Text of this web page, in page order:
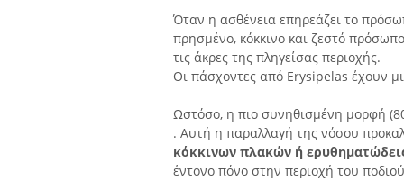
Όταν η ασθένεια επηρεάζει το
πρησμένο, κόκκινο και ζεστό
τις άκρες της πληγείσας περιοχής.
Οι πάσχοντες από Erysipelas έχουν
Ωστόσο, η πιο συνηθισμένη μορφή
. Αυτή η παραλλαγή της νόσου
κόκκινων πλακών ή
έντονο πόνο στην περιοχή του